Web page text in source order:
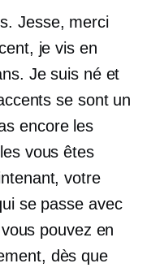
Jesse, merci
je vis en
Je suis né et
se sont un
encore les
vous êtes
votre
se passe avec
pouvez en
dès que